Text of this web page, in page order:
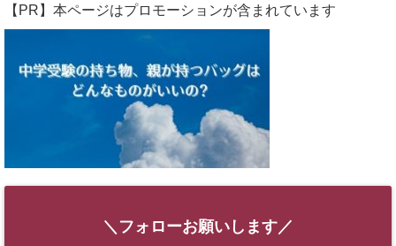
【PR】本ページはプロモーションが含まれています
＼フォローお願いします／